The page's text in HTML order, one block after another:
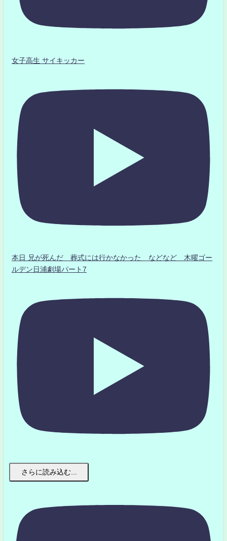
女子高生 サイキッカー
本日 兄が死んだ 葬式には行かなかった などなど 木曜ゴー
ルデン日浦劇場パート7
さらに読み込む...